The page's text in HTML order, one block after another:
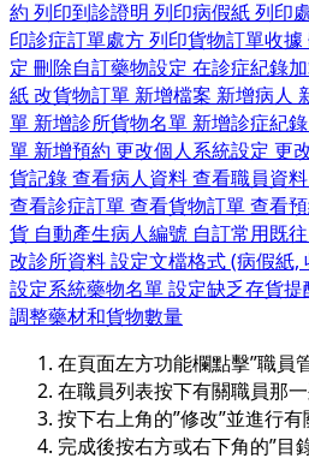
約 列印到診證明 列印病假紙列印
印診症訂單處方列印貨物訂單收據
定 刪除自訂藥物設定 在診症紀錄
紙改貨物訂單 新增檔案 新增病人
單 新增診所貨物名單 新增診症紀錄
單 新增預約 更改個人系統設定 更
貨記錄查看病人資料查看職員資料
查看診症訂單查看貨物訂單查看
貨 自動產生病人編號 自訂常用既
改診所資料設定文檔格式 (病假紙,
設定系統藥物名單設定缺乏存貨提
調整藥材和貨物數量
在頁面左方功能欄點擊”職員
在職員列表按下有關職員那
按下右上角的”修改”並進行有
完成後按右方或右下角的”目